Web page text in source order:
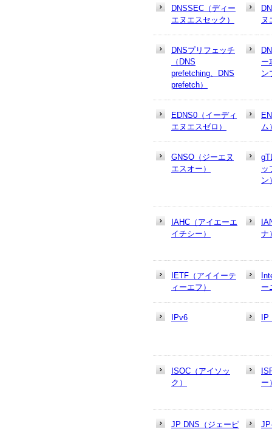
DNSSEC（ディー
エヌエスセック）
ヌ
DNSプリフェッチ
（DNS
prefetching、DNS
prefetch）
ー
ン
EDNS0（イーディ
エヌエスゼロ）
ム
GNSO（ジーエヌ
エスオー）
ッ
ン
IAHC（アイエーエ
イチシー）
ナ
IETF（アイイーテ
ィーエフ）
ー
IPv6
ISOC（アイソッ
ク）
ー
JP DNS（ジェーピ